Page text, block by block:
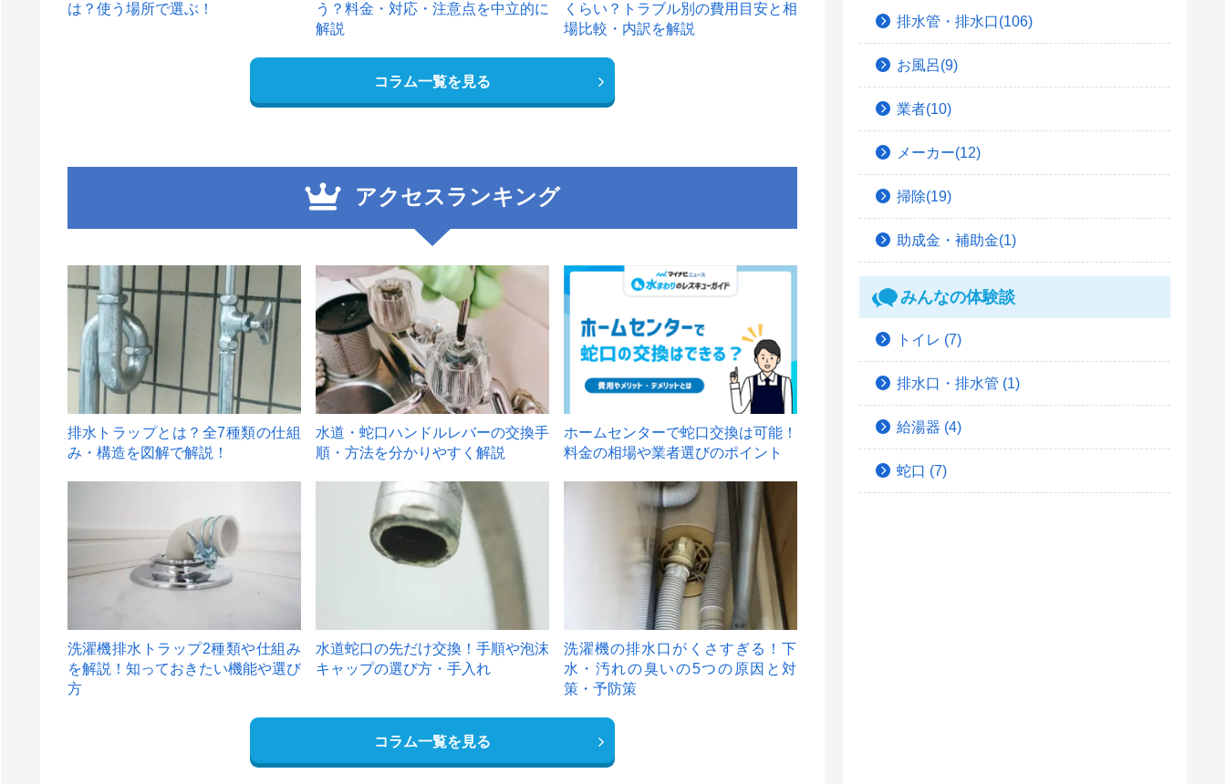
は？使う場所で選ぶ！
う？料金・対応・注意点を中立的に
解説
くらい？トラブル別の費用目安と相
場比較・内訳を解説
コラム一覧を見る
アクセスランキング
1
排水トラップとは？全7種類の仕組
み・構造を図解で解説！
2
水道・蛇口ハンドルレバーの交換手
順・方法を分かりやすく解説
ホームセンターで蛇口交換は可能！
料金の相場や業者選びのポイント
洗濯機排水トラップ2種類や仕組み
を解説！知っておきたい機能や選び
方
水道蛇口の先だけ交換！手順や泡沫
キャップの選び方・手入れ
洗濯機の排水口がくさすぎる！下
水・汚れの臭いの5つの原因と対
策・予防策
コラム一覧を見る
排水管・排水口(106)
お風呂(9)
業者(10)
メーカー(12)
掃除(19)
助成金・補助金(1)
みんなの体験談
トイレ (7)
排水口・排水管 (1)
給湯器 (4)
蛇口 (7)